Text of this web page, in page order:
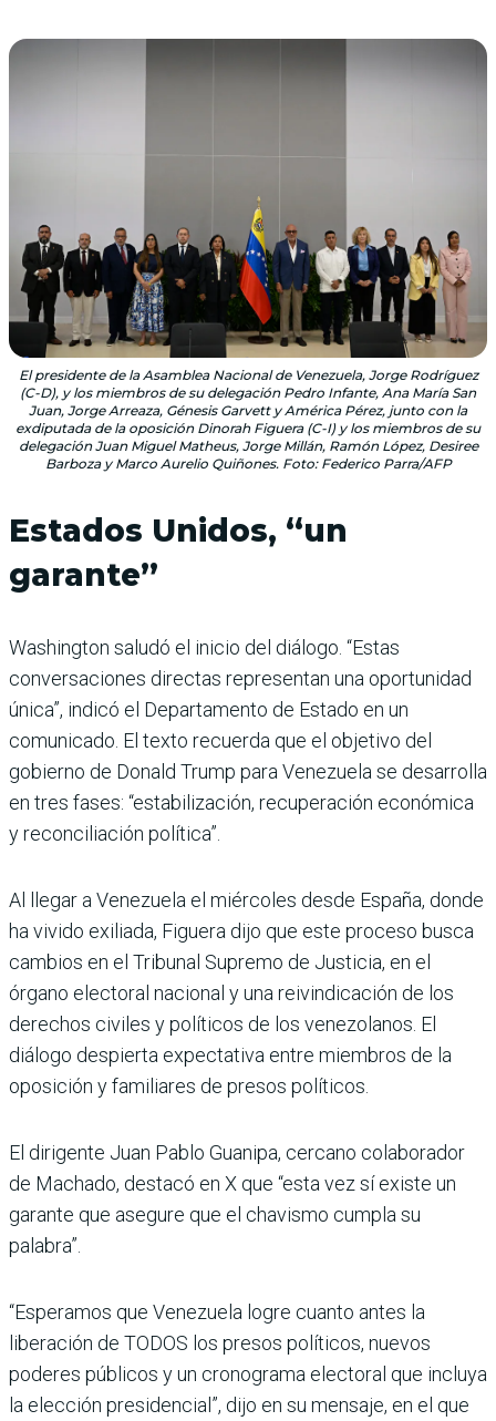
El presidente de la Asamblea Nacional de Venezuela, Jorge Rodríguez
(C-D), y los miembros de su delegación Pedro Infante, Ana María San
Juan, Jorge Arreaza, Génesis Garvett y América Pérez, junto con la
exdiputada de la oposición Dinorah Figuera (C-I) y los miembros de su
delegación Juan Miguel Matheus, Jorge Millán, Ramón López, Desiree
Barboza y Marco Aurelio Quiñones. Foto: Federico Parra/AFP
Estados Unidos, “un
garante”
Washington saludó el inicio del diálogo. “Estas
conversaciones directas representan una oportunidad
única”, indicó el Departamento de Estado en un
comunicado. El texto recuerda que el objetivo del
gobierno de Donald Trump para Venezuela se desarrolla
en tres fases: “estabilización, recuperación económica
y reconciliación política”.
Al llegar a Venezuela el miércoles desde España, donde
ha vivido exiliada, Figuera dijo que este proceso busca
cambios en el Tribunal Supremo de Justicia, en el
órgano electoral nacional y una reivindicación de los
derechos civiles y políticos de los venezolanos. El
diálogo despierta expectativa entre miembros de la
oposición y familiares de presos políticos.
El dirigente Juan Pablo Guanipa, cercano colaborador
de Machado, destacó en X que “esta vez sí existe un
garante que asegure que el chavismo cumpla su
palabra”.
“Esperamos que Venezuela logre cuanto antes la
liberación de TODOS los presos políticos, nuevos
poderes públicos y un cronograma electoral que incluya
la elección presidencial”, dijo en su mensaje, en el que